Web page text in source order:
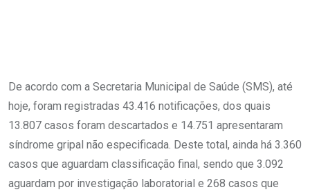
De acordo com a Secretaria Municipal de Saúde (SMS), até
hoje, foram registradas 43.416 notificações, dos quais
13.807 casos foram descartados e 14.751 apresentaram
síndrome gripal não especificada. Deste total, ainda há 3.360
casos que aguardam classificação final, sendo que 3.092
aguardam por investigação laboratorial e 268 casos que